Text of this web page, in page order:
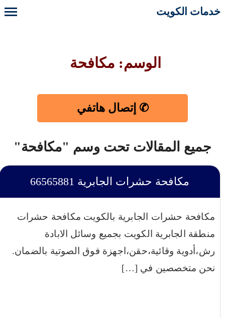
خدمات الكويت
الوسم: مكافحة
✆ إتصال هاتفي
جميع المقالات تحت وسم "مكافحة"
مكافحة حشرات الجابرية 66565881
مكافحة حشرات الجابرية بالكويت مكافحة حشرات
منطقة الجابرية الكويت بجميع وسائل الابادة
رش،أدوية وقائية،حقن،اجهزة فوق الصوتية بالضمان.
نحن متخصصين في […]